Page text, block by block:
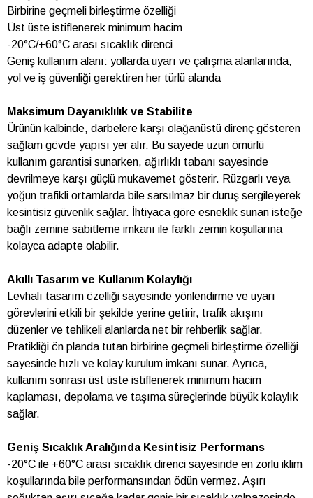
Birbirine geçmeli birleştirme özelliği
Üst üste istiflenerek minimum hacim
-20°C/+60°C arası sıcaklık direnci
Geniş kullanım alanı: yollarda uyarı ve çalışma alanlarında,
yol ve iş güvenliği gerektiren her türlü alanda
Maksimum Dayanıklılık ve Stabilite
Ürünün kalbinde, darbelere karşı olağanüstü direnç gösteren
sağlam gövde yapısı yer alır. Bu sayede uzun ömürlü
kullanım garantisi sunarken, ağırlıklı tabanı sayesinde
devrilmeye karşı güçlü mukavemet gösterir. Rüzgarlı veya
yoğun trafikli ortamlarda bile sarsılmaz bir duruş sergileyerek
kesintisiz güvenlik sağlar. İhtiyaca göre esneklik sunan isteğe
bağlı zemine sabitleme imkanı ile farklı zemin koşullarına
kolayca adapte olabilir.
Akıllı Tasarım ve Kullanım Kolaylığı
Levhalı tasarım özelliği sayesinde yönlendirme ve uyarı
görevlerini etkili bir şekilde yerine getirir, trafik akışını
düzenler ve tehlikeli alanlarda net bir rehberlik sağlar.
Pratikliği ön planda tutan birbirine geçmeli birleştirme özelliği
sayesinde hızlı ve kolay kurulum imkanı sunar. Ayrıca,
kullanım sonrası üst üste istiflenerek minimum hacim
kaplaması, depolama ve taşıma süreçlerinde büyük kolaylık
sağlar.
Geniş Sıcaklık Aralığında Kesintisiz Performans
-20°C ile +60°C arası sıcaklık direnci sayesinde en zorlu iklim
koşullarında bile performansından ödün vermez. Aşırı